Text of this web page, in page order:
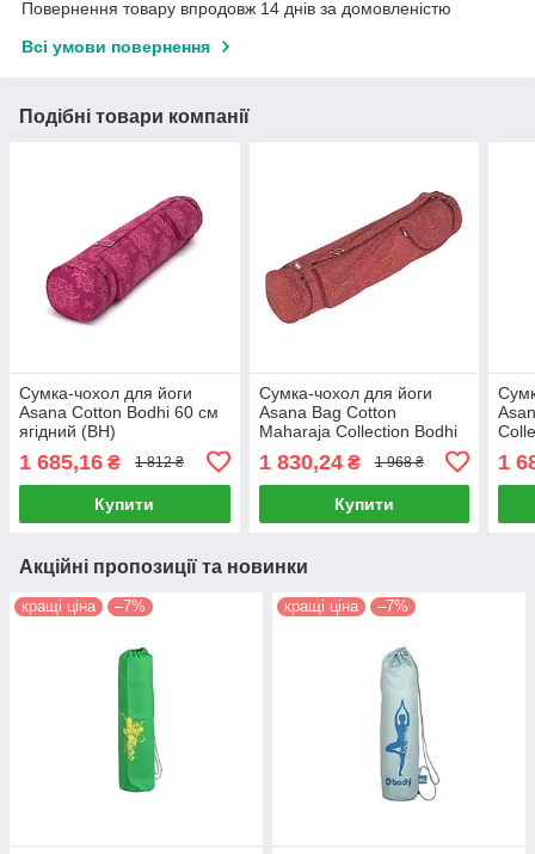
Повернення товару впродовж 14 днів за домовленістю
Всі умови повернення
Подібні товари компанії
Сумка-чохол для йоги
Asana Cotton Bodhi 60 см
ягідний (BH)
1 685,16 ₴ 1 812 ₴
Купити
Сумка-чохол для йоги
Asana Bag Cotton
Maharaja Collection Bodhi
(BH)
1 830,24₴ 1 968 ₴
Купити
1
Акційні пропозиції та новинки
кращі ціна –7% кращі ціна –7%